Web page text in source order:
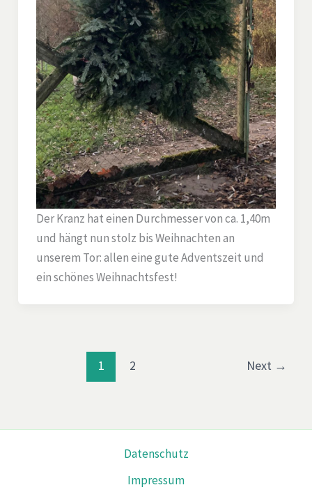
Der Kranz hat einen Durchmesser von ca. 1,40m
und hängt nun stolz bis Weihnachten an
unserem Tor: allen eine gute Adventszeit und
ein schönes Weihnachtsfest!
1 2 Next →
Datenschutz
Impressum